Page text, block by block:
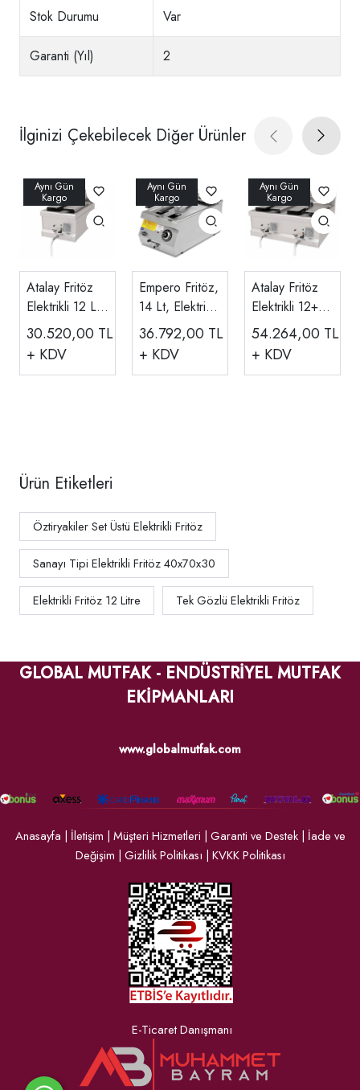
Stok Durumu Var
Garanti (Yıl) 2
İlginizi Çekebilecek Diğer Ürünler
Atalay Fritöz
Elektrikli 12 Lt,
40x70x30 Cm
AEF-470
30.520,00 TL
+ KDV
Empero Fritöz,
14 Lt, Elektrikli,
380 V
EMP.PLS.7FE
010
36.792,00 TL
+ KDV
Atalay Fritöz
Elektrikli 12+12
Lt, 80x70x30
Cm AEF-870
54.264,00 TL
+ KDV
Ürün Etiketleri
Öztiryakiler Set Üstü Elektrikli Fritöz
Sanayı Tipi Elektrikli Fritöz 40x70x30
Elektrikli Fritöz 12 Litre Tek Gözlü Elektrikli Fritöz
GLOBAL MUTFAK - ENDÜSTRİYEL MUTFAK
EKİPMANLARI
www.globalmutfak.com
Anasayfa | İletişim | Müşteri Hizmetleri | Garanti ve Destek| İade ve
Değişim | Gizlilik Politikası | KVKK Politikası
E-Ticaret Danışmanı